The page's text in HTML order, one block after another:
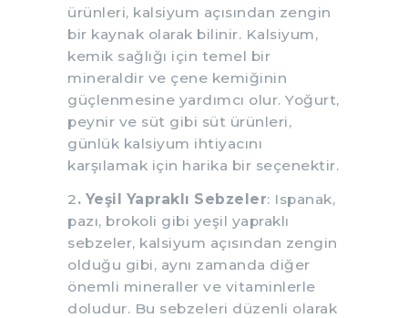
ürünleri, kalsiyum açısından zengin
bir kaynak olarak bilinir. Kalsiyum,
kemik sağlığı için temel bir
mineraldir ve çene kemiğinin
güçlenmesine yardımcı olur. Yoğurt,
peynir ve süt gibi süt ürünleri,
günlük kalsiyum ihtiyacını
karşılamak için harika bir seçenektir.
2. Yeşil Yapraklı Sebzeler: Ispanak,
pazı, brokoli gibi yeşil yapraklı
sebzeler, kalsiyum açısından zengin
olduğu gibi, aynı zamanda diğer
önemli mineraller ve vitaminlerle
doludur. Bu sebzeleri düzenli olarak